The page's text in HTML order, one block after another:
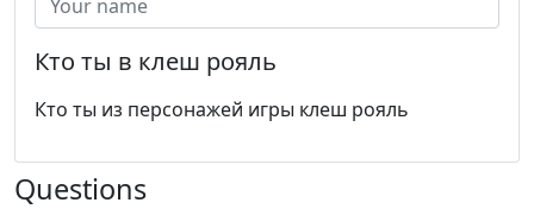
Кто ты в клеш рояль
Кто ты из персонажей игры клеш рояль
Questions